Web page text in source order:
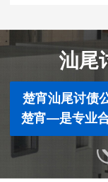
汕尾
楚宵汕尾讨债
楚宵—是专业